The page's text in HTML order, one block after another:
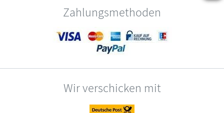
Zahlungsmethoden
Wir verschicken mit